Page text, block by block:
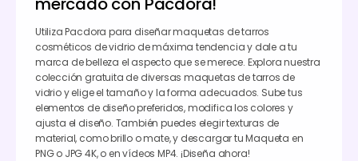
Utiliza Pacdora para diseñar maquetas de tarros
cosméticos de vidrio de máxima tendencia y dale a tu
marca de belleza el aspecto que se merece. Explora nuestra
colección gratuita de diversas maquetas de tarros de
vidrio y elige el tamaño y la forma adecuados. Sube tus
elementos de diseño preferidos, modifica los colores y
ajusta el diseño. También puedes elegir texturas de
material, como brillo o mate, y descargar tu Maqueta en
PNG o JPG 4K, o en vídeos MP4. ¡Diseña ahora!